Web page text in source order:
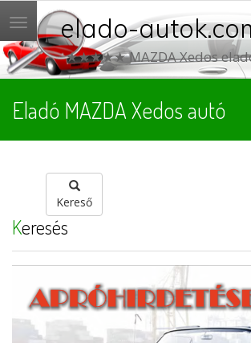
Menü elado-
★★★★★ MAZDA Xedos
Eladó MAZDA Xedos autó
Kereső
Keresés